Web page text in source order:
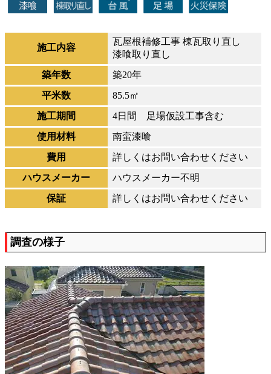
施工内容
瓦屋根補修工事 棟瓦取り直し
漆喰取り直し
築年数
築20年
平米数
85.5㎡
施工期間
4日間 足場仮設工事含む
使用材料
南蛮漆喰
費用
詳しくはお問い合わせください
ハウスメーカー
ハウスメーカー不明
保証
詳しくはお問い合わせください
調査の様子